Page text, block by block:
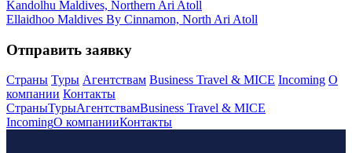
Kandolhu Maldives, Northern Ari Atoll
Ellaidhoo Maldives By Cinnamon, North Ari Atoll
Отправить заявку
Страны Туры Агентствам Business Travel & MICE Incoming О
компании Контакты
СтраныТурыАгентствамBusiness Travel & MICE
IncomingО компанииКонтакты